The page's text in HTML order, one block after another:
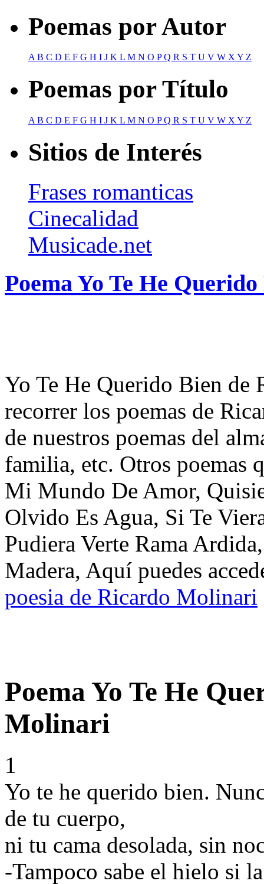
Poemas por Autor
AB C D E F G H I J K L M N O PQ R S T U V W XY Z
Poemas por Título
A B C D E F G H I J K L M N O PQ R S T U V W X Y Z
Sitios de Interés
Frases romanticas
Cinecalidad
Musicade.net
Poema Yo Te He
Yo Te He Querido Bien
recorrer los poemas de
de nuestros poemas del
familia, etc. Otros poemas
Mi Mundo De Amor,
Olvido Es Agua, Si Te
Pudiera Verte Rama
Madera, Aquí puedes
poesia de Ricardo Molinari
Poema Yo Te He
Molinari
1
Yo te he querido bien.
de tu cuerpo,
ni tu cama desolada, sin
-Tampoco sabe el hielo si